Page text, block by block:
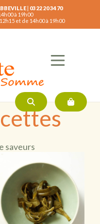
| 03 22 20 34 70
à 19h00
et de 14h00 à 19h00
saveurs